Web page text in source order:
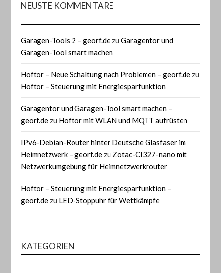
NEUSTE KOMMENTARE
Garagen-Tools 2 – georf.de zuGaragentor und
Garagen-Tool smart machen
Hoftor – Neue Schaltung nach Problemen – georf.de zu
Hoftor – Steuerung mit Energiesparfunktion
Garagentor und Garagen-Tool smart machen –
georf.de zu Hoftor mit WLAN und MQTT aufrüsten
IPv6-Debian-Router hinter Deutsche Glasfaser im
Heimnetzwerk – georf.de zu Zotac-CI327-nano mit
Netzwerkumgebung für Heimnetzwerkrouter
Hoftor – Steuerung mit Energiesparfunktion –
georf.de zu LED-Stoppuhr für Wettkämpfe
KATEGORIEN